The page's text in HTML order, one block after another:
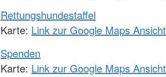
Rettungshundestaffel
Karte: Link zur Google Maps Ansicht
Spenden
Karte: Link zur Google Maps Ansicht